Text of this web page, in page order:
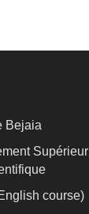
Bejaia
Supérieur
course)